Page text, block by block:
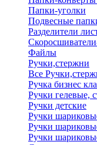
Папки-уголки
Подвесные
Разделители
Файлы
Ручки,стержни
Все
Ручка бизнес
Ручки гелевые,
Ручки детские
Ручки
Ручки
Ручки